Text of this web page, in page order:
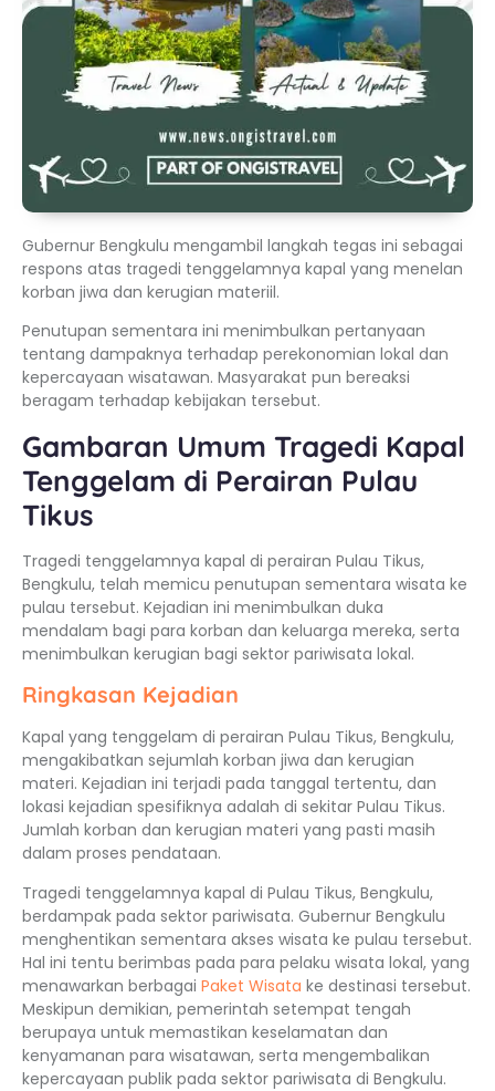
Gubernur Bengkulu mengambil langkah tegas ini sebagai
respons atas tragedi tenggelamnya kapal yang menelan
korban jiwa dan kerugian materiil.
Penutupan sementara ini menimbulkan pertanyaan
tentang dampaknya terhadap perekonomian lokal dan
kepercayaan wisatawan. Masyarakat pun bereaksi
beragam terhadap kebijakan tersebut.
Gambaran Umum Tragedi Kapal
Tenggelam di Perairan Pulau
Tikus
Tragedi tenggelamnya kapal di perairan Pulau Tikus,
Bengkulu, telah memicu penutupan sementara wisata ke
pulau tersebut. Kejadian ini menimbulkan duka
mendalam bagi para korban dan keluarga mereka, serta
menimbulkan kerugian bagi sektor pariwisata lokal.
Ringkasan Kejadian
Kapal yang tenggelam di perairan Pulau Tikus, Bengkulu,
mengakibatkan sejumlah korban jiwa dan kerugian
materi. Kejadian ini terjadi pada tanggal tertentu, dan
lokasi kejadian spesifiknya adalah di sekitar Pulau Tikus.
Jumlah korban dan kerugian materi yang pasti masih
dalam proses pendataan.
Tragedi tenggelamnya kapal di Pulau Tikus, Bengkulu,
berdampak pada sektor pariwisata. Gubernur Bengkulu
menghentikan sementara akses wisata ke pulau tersebut.
Hal ini tentu berimbas pada para pelaku wisata lokal, yang
menawarkan berbagai Paket Wisata ke destinasi tersebut.
Meskipun demikian, pemerintah setempat tengah
berupaya untuk memastikan keselamatan dan
kenyamanan para wisatawan, serta mengembalikan
kepercayaan publik pada sektor pariwisata di Bengkulu.